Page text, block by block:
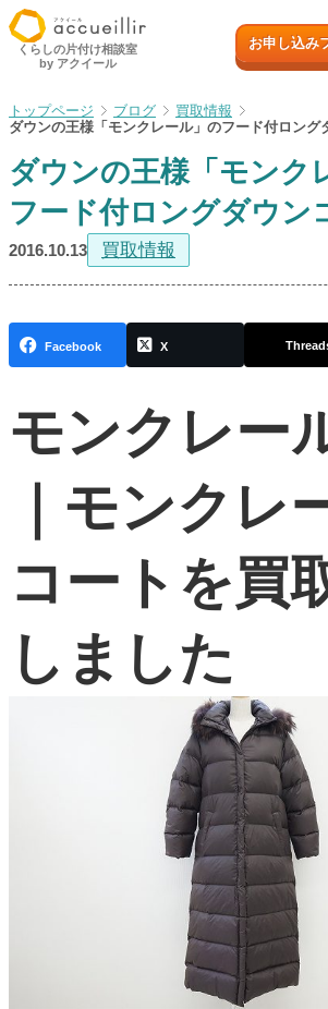
内
容
キ
プ
初めての方へ
出張買取
宅配買取
取扱アイテム
店舗一覧
よくある質問
お問い合わせ
0120-29-
受付時間9:00〜18:00（年中無休※年末
お申し込みフォーム
くらしの片付け相談室
by アクイール
お申し込み
ブログ
買取情報
ダウンの王様「モンクレール」のフード付ロング
ダウンの王様「モンク
フード付ロングダウン
2016.10.13 買取情報
Facebook X
モンクレー
｜モンクレ
コートを買
しました